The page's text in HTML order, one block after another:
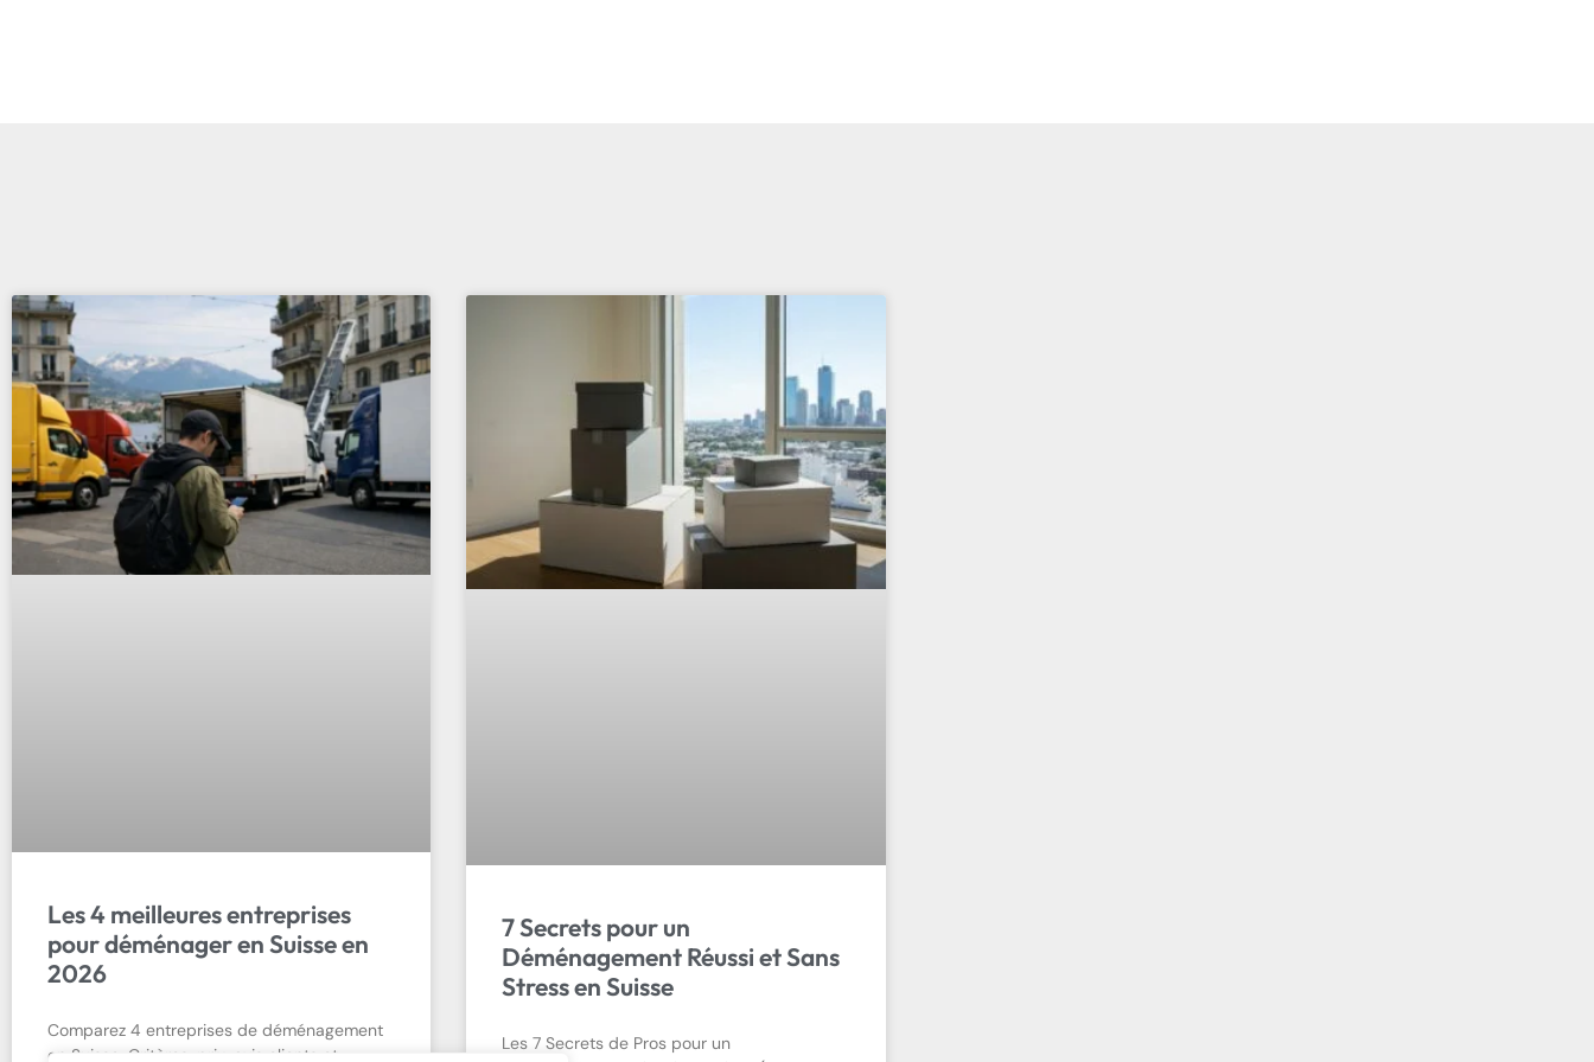
Les 4 meilleures entreprises
pour déménager en Suisse en
2026
Comparez 4 entreprises de déménagement
en Suisse. Critères, prix, avis clients et
7 Secrets pour un
Déménagement Réussi et Sans
Stress en Suisse
Les 7 Secrets de Pros pour un